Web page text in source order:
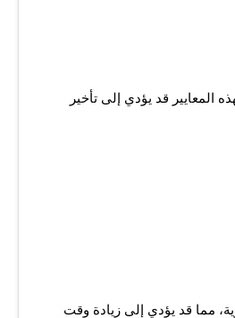
المعايير قد يؤدي إلى تأخير
مما قد يؤدي إلى زيادة وقت